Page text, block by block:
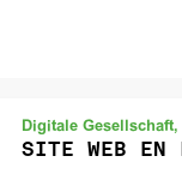
Digitale
SITE WEB EN